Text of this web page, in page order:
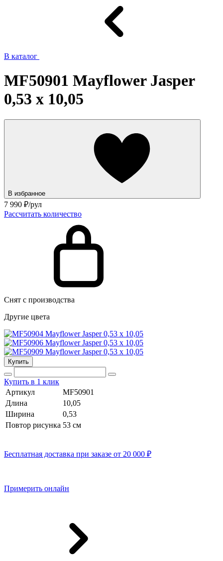
В каталог
MF50901 Mayflower Jasper
0,53 x 10,05
В избранное
7 990 ₽/рул
Рассчитать количество
Снят с производства
Другие цвета
Купить
Купить в 1 клик
Артикул
MF50901
Длина
10,05
Ширина
0,53
Повтор рисунка 53 cм
Бесплатная доставка при заказе от 20 000 ₽
Примерить онлайн